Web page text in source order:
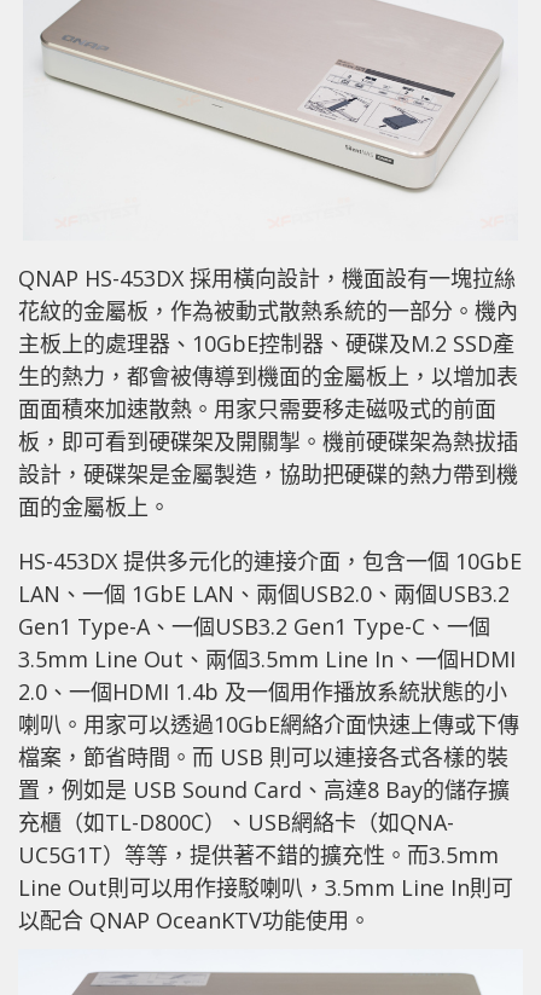
QNAP HS-453DX 採用橫向設計，機面設有一塊拉絲
花紋的金屬板，作為被動式散熱系統的一部分。機內
主板上的處理器、10GbE控制器、硬碟及M.2 SSD產
生的熱力，都會被傳導到機面的金屬板上，以增加表
面面積來加速散熱。用家只需要移走磁吸式的前面
板，即可看到硬碟架及開關掣。機前硬碟架為熱拔插
設計，硬碟架是金屬製造，協助把硬碟的熱力帶到機
面的金屬板上。
HS-453DX 提供多元化的連接介面，包含一個 10GbE
LAN、一個 1GbE LAN、兩個USB2.0、兩個USB3.2
Gen1 Type-A、一個USB3.2 Gen1 Type-C、一個
3.5mm Line Out、兩個3.5mm Line In、一個HDMI
2.0、一個HDMI 1.4b 及一個用作播放系統狀態的小
喇叭。用家可以透過10GbE網絡介面快速上傳或下傳
檔案，節省時間。而 USB 則可以連接各式各樣的裝
置，例如是 USB Sound Card、高達8 Bay的儲存擴
充櫃（如TL-D800C）、USB網絡卡（如QNA-
UC5G1T）等等，提供著不錯的擴充性。而3.5mm
Line Out則可以用作接駁喇叭，3.5mm Line In則可
以配合 QNAP OceanKTV功能使用。